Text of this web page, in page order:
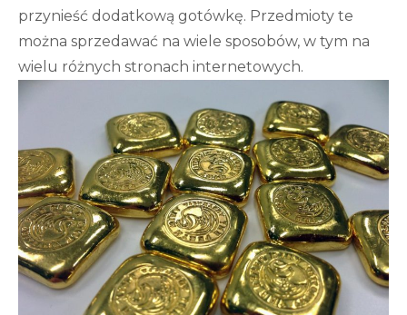
przynieść dodatkową gotówkę. Przedmioty te
można sprzedawać na wiele sposobów, w tym na
wielu różnych stronach internetowych.